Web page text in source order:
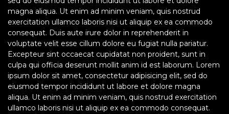
magna aliqua. Ut enim ad minim veniam, quis nostrud
exercitation ullamco laboris nisi ut aliquip ex ea commodo
consequat. Duis aute irure dolor in reprehenderit in
voluptate velit esse cillum dolore eu fugiat nulla pariatur.
Excepteur sint occaecat cupidatat non proident, sunt in
culpa qui officia deserunt mollit anim id est laborum. Lorem
ipsum dolor sit amet, consectetur adipisicing elit, sed do
eiusmod tempor incididunt ut labore et dolore magna
aliqua. Ut enim ad minim veniam, quis nostrud exercitation
ullamco laboris nisi ut aliquip ex ea commodo consequat.